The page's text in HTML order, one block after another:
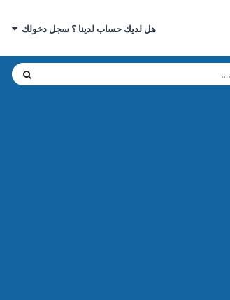
هل لديك حساب لدينا ؟ سجل دخولك